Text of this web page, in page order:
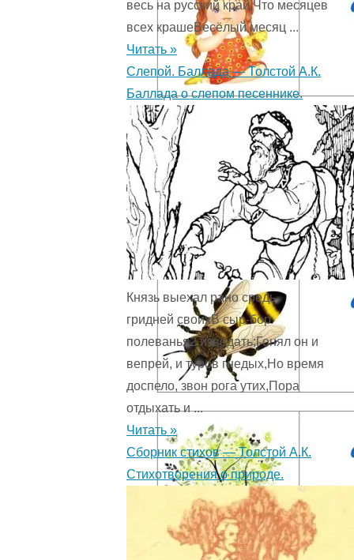
весь на русский край,Что месяцев
всех крашеВесёлый месяц ...
Читать »
Слепой. Баллада — Толстой А.К.
Баллада о слепом песеннике.
Князь выехал рано средь
гридней своихВ сыр-бор
полеванья2 изведать;Гонял он и
вепрей, и туров гнедых,Но время
доспело, звон рога утих,Пора
отдыхать и ...
Читать »
Сборник стихов — Толстой А.К.
Стихотворения о природе.